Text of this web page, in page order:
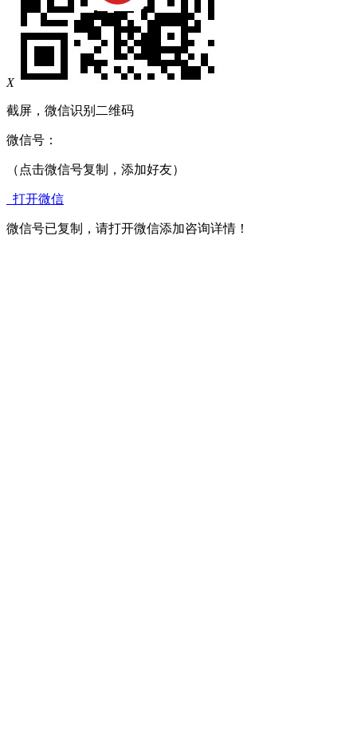
X
截屏，微信识别二维码
微信号：
（点击微信号复制，添加好友）
打开微信
微信号已复制，请打开微信添加咨询详情！